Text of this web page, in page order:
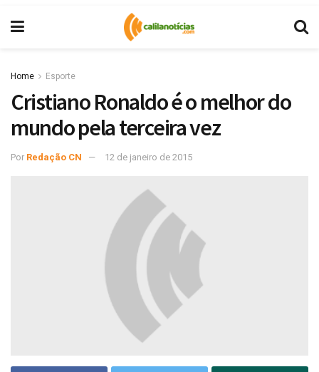
Home Esporte
Cristiano Ronaldo é o melhor do
mundo pela terceira vez
Por Redação CN 12 de janeiro de 2015